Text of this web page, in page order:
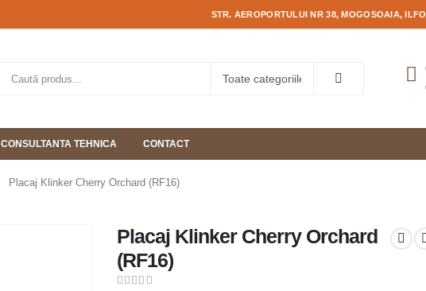
STR. AEROPORTULUI NR 38, MOGOSOAIA,
CONSULTANTA TEHNICA CONTACT
Placaj Klinker Cherry Orchard (RF16)
Placaj Klinker Cherry Orchard
(RF16)